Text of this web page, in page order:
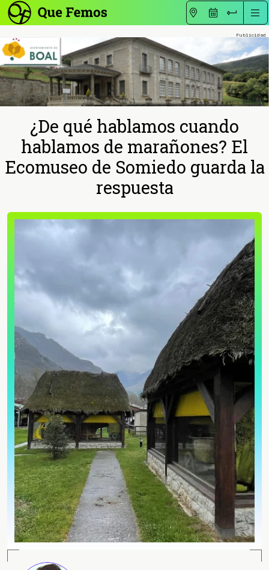
¿De qué hablamos cuando
hablamos de marañones? El
Ecomuseo de Somiedo guarda la
respuesta